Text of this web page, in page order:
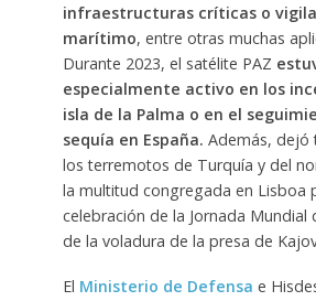
infraestructuras críticas o
marítimo, entre otras muchas
Durante 2023, el satélite PAZ
especialmente activo en los
isla de la Palma o en el
sequía en España. Además, dejó
los terremotos de Turquía y del
la multitud congregada en Lisboa
celebración de la Jornada Mundial
de la voladura de la presa de
El Ministerio de Defensa e